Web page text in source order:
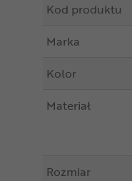
Kod produktu
Marka
Kolor
Materiał
Rozmiar